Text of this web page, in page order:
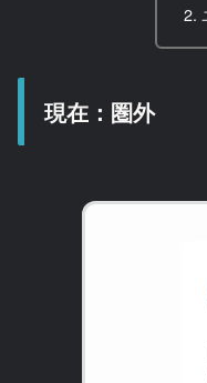
現在：圏外